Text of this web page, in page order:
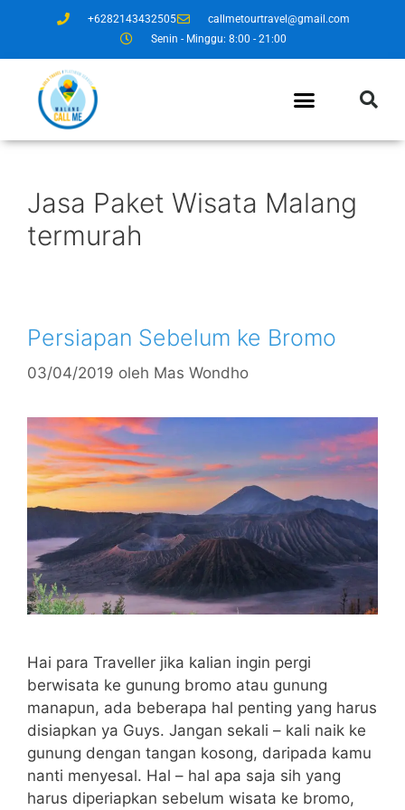
+6282143432505
callmetourtravel@gmail.com
Senin - Minggu: 8:00 - 21:00
Jasa Paket Wisata Malang
termurah
Persiapan Sebelum ke Bromo
03/04/2019 oleh Mas Wondho
Hai para Traveller jika kalian ingin pergi
berwisata ke gunung bromo atau gunung
manapun, ada beberapa hal penting yang harus
disiapkan ya Guys. Jangan sekali – kali naik ke
gunung dengan tangan kosong, daripada kamu
nanti menyesal. Hal – hal apa saja sih yang
harus diperiapkan sebelum wisata ke bromo,